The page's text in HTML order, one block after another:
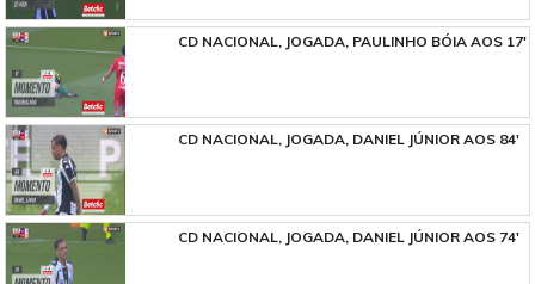
CD NACIONAL, JOGADA, PAULINHO BÓIA AOS 17'
CD NACIONAL, JOGADA, DANIEL JÚNIOR AOS 84'
CD NACIONAL, JOGADA, DANIEL JÚNIOR AOS 74'